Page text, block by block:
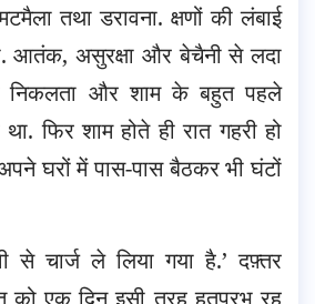
तथा डरावना. क्षणों की लंबाई
आतंक, असुरक्षा और बेचैनी से लदा
निकलता और शाम के बहुत पहले
फिर शाम होते ही रात गहरी हो
घरों में पास-पास बैठकर भी घंटों
से चार्ज ले लिया गया है.’ दफ़्तर
को एक दिन इसी तरह हतप्रभ रह